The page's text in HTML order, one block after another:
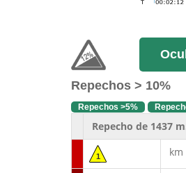
Repechos > 10%
Repechos >5%
Repecho de 1437
1 km